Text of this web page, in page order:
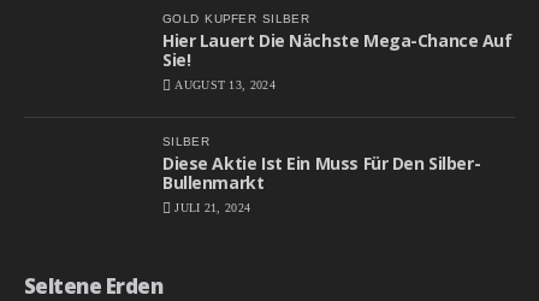
GOLD KUPFER SILBER
Hier Lauert Die Nächste Mega-Chance Auf
Sie!
AUGUST 13, 2024
SILBER
Diese Aktie Ist Ein Muss Für Den Silber-
Bullenmarkt
JULI 21, 2024
Seltene Erden